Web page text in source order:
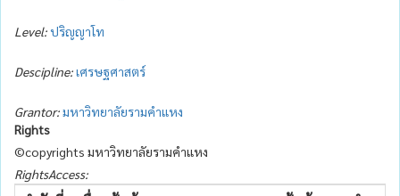
Level:ปริญญาโท
Descipline:เศรษฐศาสตร์
Grantor:มหาวิทยาลัยรามคำแหง
Rights
©copyrights มหาวิทยาลัยรามคำแหง
RightsAccess: